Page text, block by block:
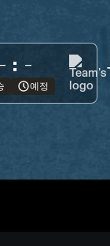
- : -
예정